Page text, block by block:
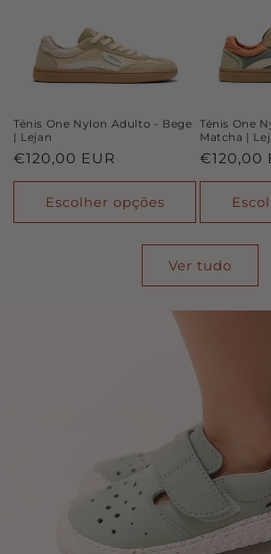
Ténis One Nylon Adulto - Bege
| Lejan
Preço
normal
€120,00 EUR
Escolher opções
Ténis One
Matcha |
Preço
normal
€120,00
Ver tudo